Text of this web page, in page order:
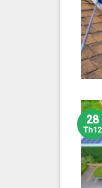
28
Th12